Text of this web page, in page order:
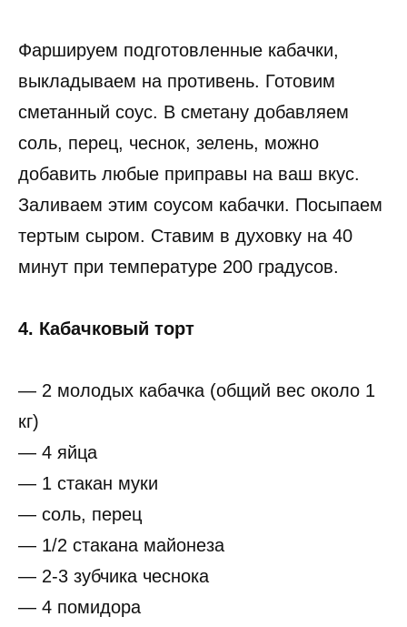
Фаршируем подготовленные кабачки,
выкладываем на противень. Готовим
сметанный соус. В сметану добавляем
соль, перец, чеснок, зелень, можно
добавить любые приправы на ваш вкус.
Заливаем этим соусом кабачки. Посыпаем
тертым сыром. Ставим в духовку на 40
минут при температуре 200 градусов.
4. Кабачковый торт
— 2 молодых кабачка (общий вес около 1
кг)
— 4 яйца
— 1 стакан муки
— соль, перец
— 1/2 стакана майонеза
— 2-3 зубчика чеснока
— 4 помидора